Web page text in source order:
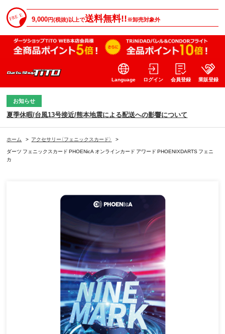
9,000円(税抜)以上で送料無料!!※卸売対象外
Language ログイン 会員登録 業販登録
お知らせ
夏季休暇/台風13号接近/熊本地震による配送への影響について
ホーム > アクセサリー（フェニックスカード）
>
ダーツ フェニックスカード PHOENicA オンラインカード アワード PHOENIXDARTS フェニ
カ